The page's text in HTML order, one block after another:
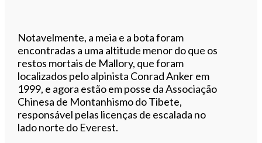
Notavelmente, a meia e a bota foram
encontradas a uma altitude menor do que os
restos mortais de Mallory, que foram
localizados pelo alpinista Conrad Anker em
1999, e agora estão em posse da Associação
Chinesa de Montanhismo do Tibete,
responsável pelas licenças de escalada no
lado norte do Everest.